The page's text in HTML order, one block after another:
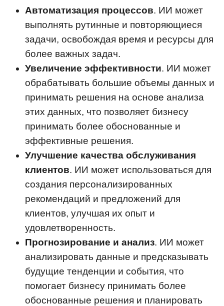
Автоматизация процессов. ИИ может
выполнять рутинные и повторяющиеся
задачи, освобождая время и ресурсы для
более важных задач.
Увеличение эффективности. ИИ может
обрабатывать большие объемы данных и
принимать решения на основе анализа
этих данных, что позволяет бизнесу
принимать более обоснованные и
эффективные решения.
Улучшение качества обслуживания
клиентов. ИИ может использоваться для
создания персонализированных
рекомендаций и предложений для
клиентов, улучшая их опыт и
удовлетворенность.
Прогнозирование и анализ. ИИ может
анализировать данные и предсказывать
будущие тенденции и события, что
помогает бизнесу принимать более
обоснованные решения и планировать